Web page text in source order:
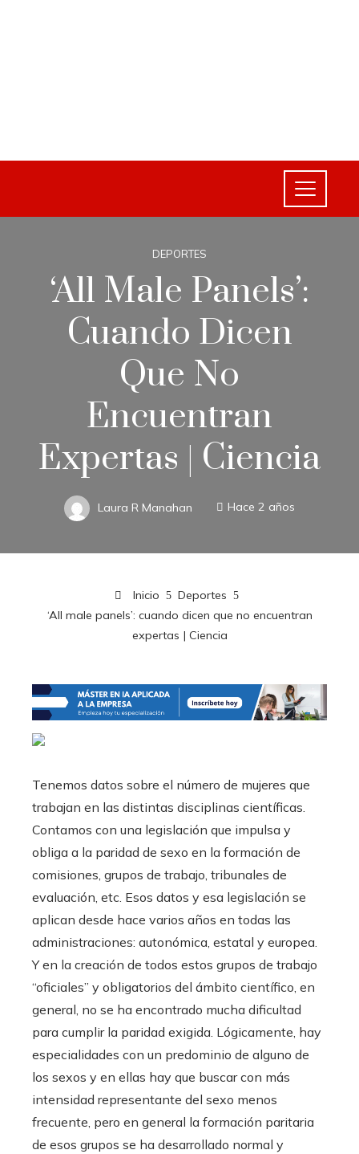
DEPORTES
‘All Male Panels’:
Cuando Dicen
Que No
Encuentran
Expertas | Ciencia
Laura R Manahan Hace 2 años
Inicio
Deportes
‘All male panels’: cuando dicen que no encuentran
expertas | Ciencia
Tenemos datos sobre el número de mujeres que
trabajan en las distintas disciplinas científicas.
Contamos con una legislación que impulsa y
obliga a la paridad de sexo en la formación de
comisiones, grupos de trabajo, tribunales de
evaluación, etc. Esos datos y esa legislación se
aplican desde hace varios años en todas las
administraciones: autonómica, estatal y europea.
Y en la creación de todos estos grupos de trabajo
“oficiales” y obligatorios del ámbito científico, en
general, no se ha encontrado mucha dificultad
para cumplir la paridad exigida. Lógicamente, hay
especialidades con un predominio de alguno de
los sexos y en ellas hay que buscar con más
intensidad representante del sexo menos
frecuente, pero en general la formación paritaria
de esos grupos se ha desarrollado normal y